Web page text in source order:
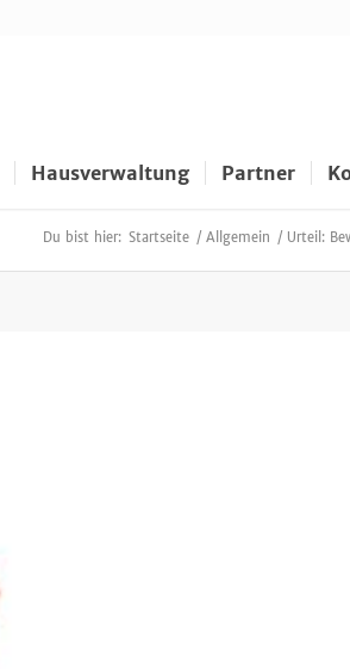
Hausverwaltung Partner
Du bist hier: Startseite / Allgemein / Urteil: